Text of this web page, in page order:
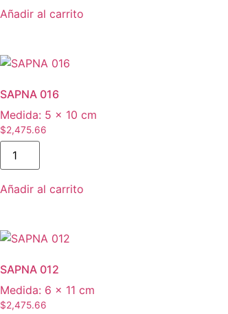
Añadir al carrito
SAPNA 016
Medida: 5 × 10 cm
$2,475.66
SAPNA
016
cantidad
Añadir al carrito
SAPNA 012
Medida: 6 × 11 cm
$2,475.66